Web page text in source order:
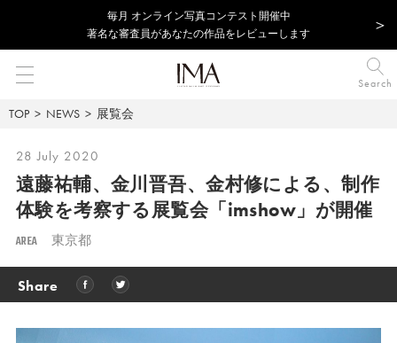
毎⽉ オンライン写真コンテスト開催中
著名な審査員があなたの作品をレビューします
Search
TOP NEWS 展覧会
28 July 2020
遠藤祐輔、金川晋吾、金村修による、制作
体験を考察する展覧会「imshow」が開催
AREA 東京都
Share